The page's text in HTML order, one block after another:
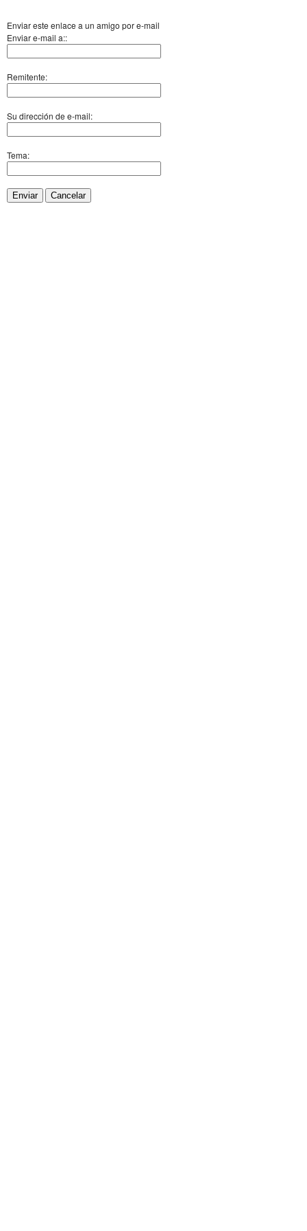
Enviar este enlace a un amigo por e-mail
Enviar e-mail a::
Remitente:
Su dirección de e-mail:
Tema:
Enviar Cancelar